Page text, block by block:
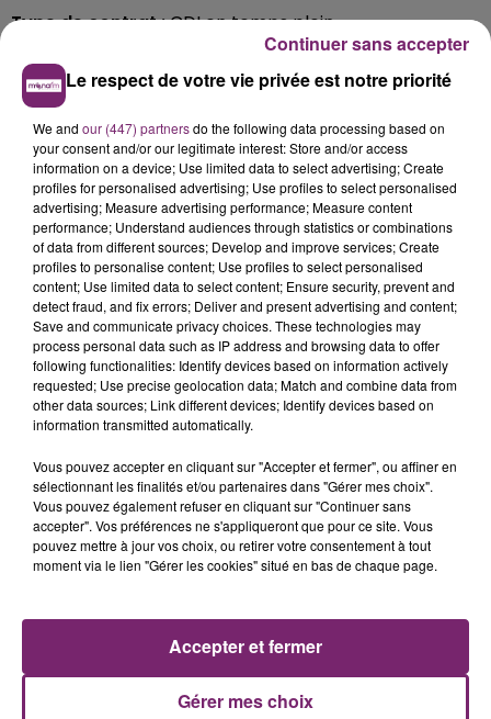
Type de contrat :CDI en temps plein.
Rémunération :
Pour plus d'informations et postuler :
Rendez-vous
dès à présent sur le sitefr.indeed.com(lien cliquable
menant directement à l'annonce).
Le respect de votre vie privée est notre priorité
We and our (447) partnersdo the following data processing based on
your consent and/or our legitimate interest: Store and/or access
information on a device; Use limited data to select advertising; Create
profiles for personalised advertising; Use profiles to select personalised
advertising; Measure advertising performance; Measure content
performance; Understand audiences through statistics or combinations
of data from different sources; Develop and improve services; Create
profiles to personalise content; Use profiles to select personalised
content; Use limited data to select content; Ensure security, prevent and
detect fraud, and fix errors; Deliver and present advertising and content;
Save and communicate privacy choices. These technologies may
process personal data such as IP address and browsing data to offer
following functionalities: Identify devices based on information actively
requested; Use precise geolocation data; Match and combine data from
other data sources; Link different devices; Identify devices based on
information transmitted automatically.
Vous pouvez accepter en cliquant sur "Accepter et fermer", ou affiner en
sélectionnant les finalités et/ou partenaires dans "Gérer mes choix".
Vous pouvez également refuser en cliquant sur "Continuer sans
accepter". Vos préférences ne s'appliqueront que pour ce site. Vous
pouvez mettre à jour vos choix, ou retirer votre consentement à tout
moment via le lien "Gérer les cookies" situé en bas de chaque page.
Gérer mes choix
Accepter et fermer
Continuer sans accepter